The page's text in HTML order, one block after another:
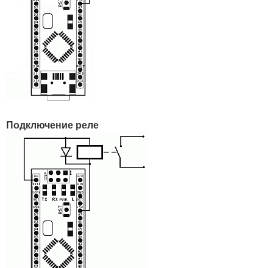
Подключение реле